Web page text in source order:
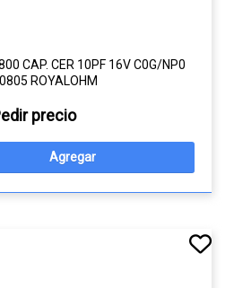
CAP. CER 10PF 16V C0G/NP0
ROYALOHM
precio